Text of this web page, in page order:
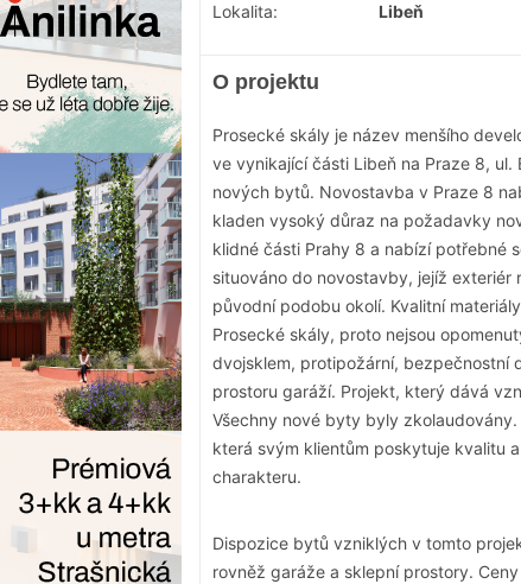
Lokalita: Libeň‎
O projektu
Prosecké skály je název menšího
ve vynikající části Libeň na Praze 8,
nových bytů. Novostavba v Praze 8
kladen vysoký důraz na požadavky
klidné části Prahy 8 a nabízí potřebné
situováno do novostavby, jejíž exteriér
původní podobu okolí. Kvalitní
Prosecké skály, proto nejsou
dvojsklem, protipožární, bezpečnostní
prostoru garáží. Projekt, který dává
Všechny nové byty byly
která svým klientům poskytuje kvalitu
charakteru.
Dispozice bytů vzniklých v tomto
rovněž garáže a sklepní prostory.